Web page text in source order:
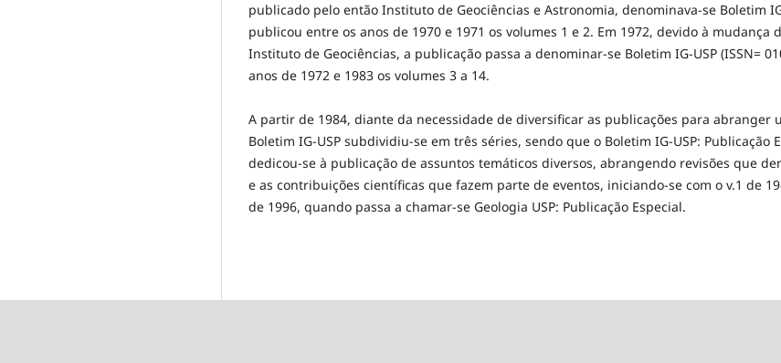
publicado pelo então Instituto de Geociências e Astronomia, denominava-se Boletim
publicou entre os anos de 1970 e 1971 os volumes 1 e 2. Em 1972, devido à
Instituto de Geociências, a publicação passa a denominar-se Boletim IG-USP (ISSN=
anos de 1972 e 1983 os volumes 3 a 14.
A partir de 1984, diante da necessidade de diversificar as publicações para abranger
Boletim IG-USP subdividiu-se em três séries, sendo que o Boletim IG-USP: Publicação
dedicou-se à publicação de assuntos temáticos diversos, abrangendo revisões que
e as contribuições científicas que fazem parte de eventos, iniciando-se com o v.1 de
de 1996, quando passa a chamar-se Geologia USP: Publicação Especial.